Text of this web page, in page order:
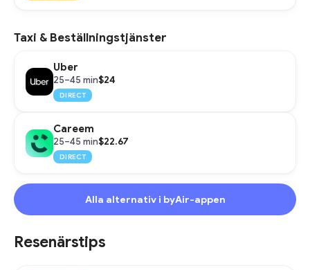
Taxi & Beställningstjänster
Uber
25–45 min$24
DIRECT
Careem
25–45 min$22.67
DIRECT
Alla alternativ i byAir-appen
Resenärstips